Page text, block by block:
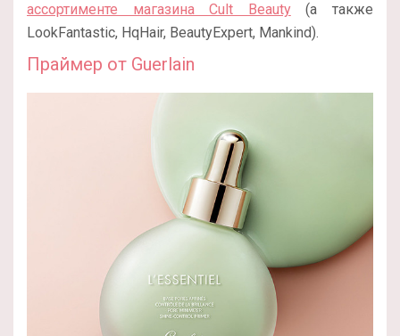
ассортименте магазина Cult Beauty(а также
LookFantastic, HqHair, BeautyExpert, Mankind).
Праймер от Guerlain